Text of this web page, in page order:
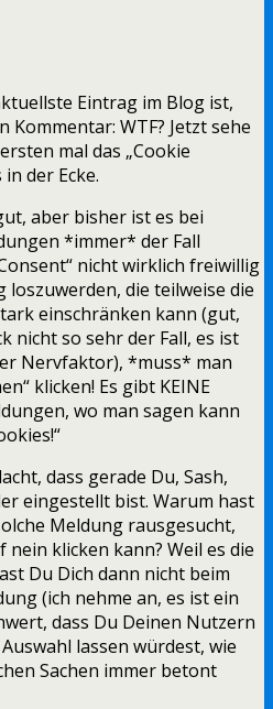
Eintrag im Blog ist,
Kommentar: WTF? Jetzt sehe
mal das „Cookie
der Ecke.
aber bisher ist es bei
*immer* der Fall
nicht wirklich freiwillig
loszuwerden, die teilweise die
einschränken kann (gut,
nicht so sehr der Fall, es ist
Nervfaktor), *muss* man
klicken! Es gibt KEINE
wo man sagen kann
dass gerade Du, Sash,
eingestellt bist. Warum hast
Meldung rausgesucht,
nein klicken kann? Weil es die
Du Dich dann nicht beim
(ich nehme an, es ist ein
dass Du Deinen Nutzern
lassen würdest, wie
Sachen immer betont